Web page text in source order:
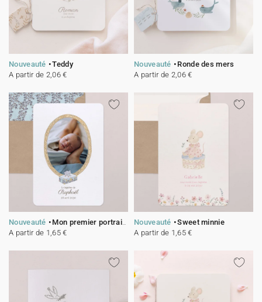
Nouveauté
Teddy
A partir de 2,06 €
Nouveauté
Ronde des mers
A partir de 2,06 €
Nouveauté
Mon premier portrait - bleu
A partir de 1,65 €
Nouveauté
Sweet minnie
A partir de 1,65 €